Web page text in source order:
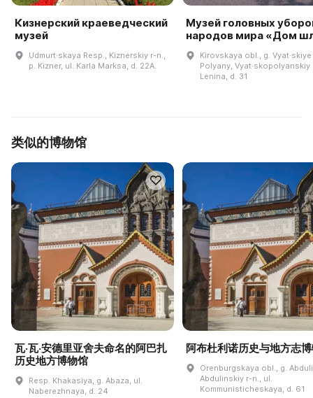
Кизнерский краеведческий
музей
Udmurt·skaya Resp., Kiznerskiy r-n.,
p. Kizner, ul. Karla Marksa, d. 22A.
Музей головных
народов мира «Дом
Kirovskaya obl., g. Vyat·skiye
Polyany, Vyat·skopolyanskiy
Lenina, d. 31
类似的博物馆
瓦·瓦·安德里亚舍夫命名的阿巴扎
历史地方博物馆
Resp. Khakasiya, g. Abaza, ul.
Naberezhnaya, d. 24
阿布杜利诺历史与地方志
Orenburgskaya obl., g.
Abdulinskiy r-n., ul.
Kommunisticheskaya, d. 61